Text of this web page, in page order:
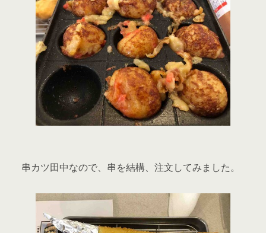
串カツ田中なので、串を結構、注文してみました。